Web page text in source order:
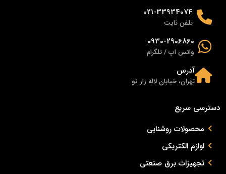
021-33934074
تلفن ثابت
0930-2906860
واتس اپ / تلگرام
آدرس
تهران، خیابان لاله زار نو
دسترسی سریع
محصولات روشنایی
لوازم الکتریکی
تجهیزات برق صنعتی